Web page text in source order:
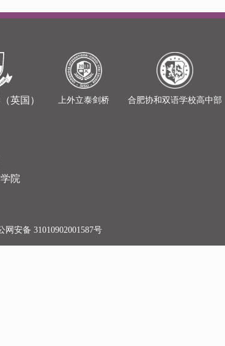
英国） 上外立泰剑桥 合肥协和双语学校高中部
院
网安备 31010902001587号